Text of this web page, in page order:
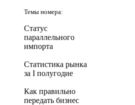
Темы номера:
Статус
параллельного
импорта
Статистика рынка
за I полугодие
Как правильно
передать бизнес